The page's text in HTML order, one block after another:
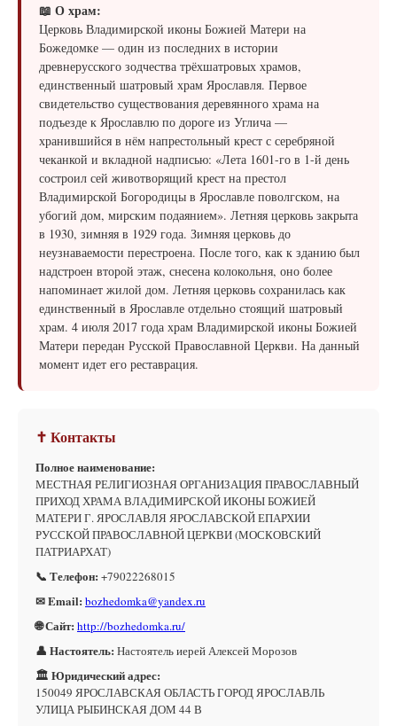
📖 О храм:
Церковь Владимирской иконы Божией Матери на
Божедомке — один из последних в истории
древнерусского зодчества трёхшатровых храмов,
единственный шатровый храм Ярославля. Первое
свидетельство существования деревянного храма на
подъезде к Ярославлю по дороге из Углича —
хранившийся в нём напрестольный крест с серебряной
чеканкой и вкладной надписью: «Лета 1601-го в 1-й день
состроил сей животворящий крест на престол
Владимирской Богородицы в Ярославле поволгском, на
убогий дом, мирским подаянием». Летняя церковь закрыта
в 1930, зимняя в 1929 года. Зимняя церковь до
неузнаваемости перестроена. После того, как к зданию был
надстроен второй этаж, снесена колокольня, оно более
напоминает жилой дом. Летняя церковь сохранилась как
единственный в Ярославле отдельно стоящий шатровый
храм. 4 июля 2017 года храм Владимирской иконы Божией
Матери передан Русской Православной Церкви. На данный
момент идет его реставрация.
✝ Контакты
Полное наименование:
МЕСТНАЯ РЕЛИГИОЗНАЯ ОРГАНИЗАЦИЯ ПРАВОСЛАВНЫЙ
ПРИХОД ХРАМА ВЛАДИМИРСКОЙ ИКОНЫ БОЖИЕЙ
МАТЕРИ Г. ЯРОСЛАВЛЯ ЯРОСЛАВСКОЙ ЕПАРХИИ
РУССКОЙ ПРАВОСЛАВНОЙ ЦЕРКВИ (МОСКОВСКИЙ
ПАТРИАРХАТ)
📞 Телефон: +79022268015
✉ Email: bozhedomka@yandex.ru
🌐 Сайт: http://bozhedomka.ru/
👤 Настоятель: Настоятель иерей Алексей Морозов
🏛 Юридический адрес:
150049 ЯРОСЛАВСКАЯ ОБЛАСТЬ ГОРОД ЯРОСЛАВЛЬ
УЛИЦА РЫБИНСКАЯ ДОМ 44 В